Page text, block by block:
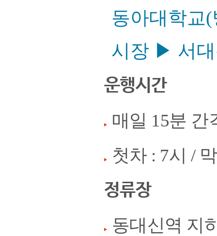
동아대학
시장 ▶ 서
운행시간
매일 15분 간
첫차 : 7시 /
정류장
동대신역 지